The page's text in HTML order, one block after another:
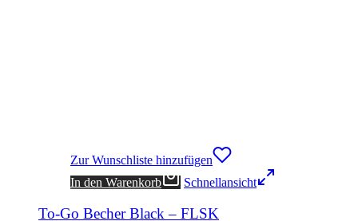
Zur Wunschliste hinzufügen
In den Warenkorb
Schnellansicht
To-Go Becher Black – FLSK